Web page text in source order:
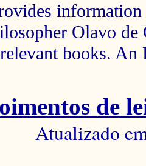
Olavo de
books.
de
Atualizado